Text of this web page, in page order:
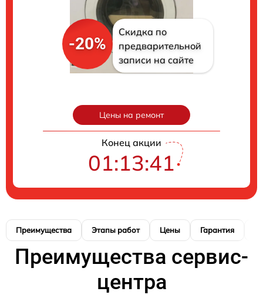
-20%
Скидка по
предварительной
записи на сайте
Цены на ремонт
Конец акции
01:13:40
Преимущества Этапы работ Цены Гарантия
Преимущества сервис-
центра